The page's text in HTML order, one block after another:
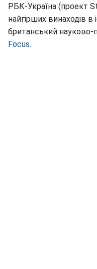
РБК-Україна (проект
найгірших винаходів в
британський науково-
Focus.